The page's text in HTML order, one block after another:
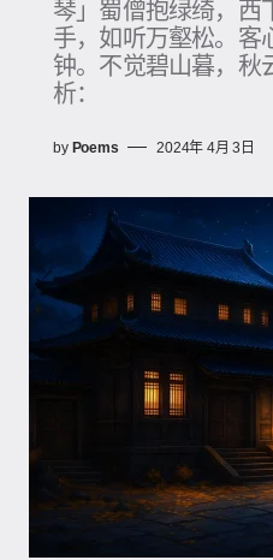
琴」蜀僧抱绿绮，西
手，如听万壑松。客
钟。不觉碧山暮，秋
析：
by Poems 2024年 4月 3日